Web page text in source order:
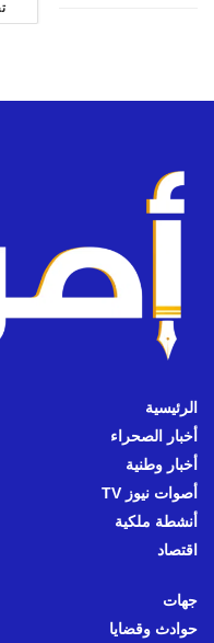
الرئيسية
أخبار الصحراء
أخبار وطنية
أصوات نيوز TV
أنشطة ملكية
اقتصاد
جهات
حوادث وقضايا